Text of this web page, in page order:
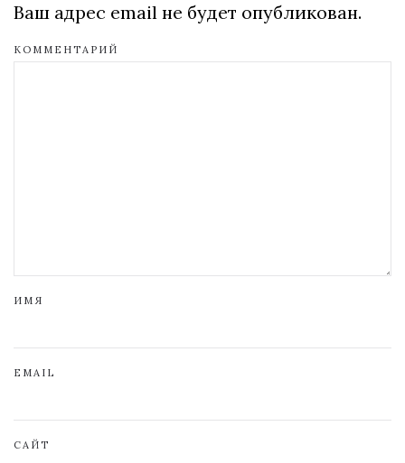
Ваш адрес email не будет опубликован.
КОММЕНТАРИЙ
ИМЯ
EMAIL
САЙТ